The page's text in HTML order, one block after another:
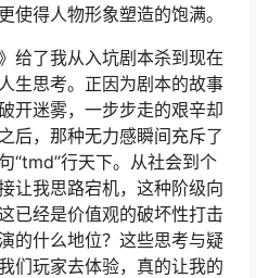
使得人物形象塑造的饱满。
给了我从入坑剧本杀到现在
生思考。正因为剧本的故事
开迷雾，一步步走的艰辛却
后，那种无力感瞬间充斥了
“tmd”行天下。从社会到个
让我思路宕机，这种阶级向
已经是价值观的破坏性打击
的什么地位？这些思考与疑
们玩家去体验，真的让我的